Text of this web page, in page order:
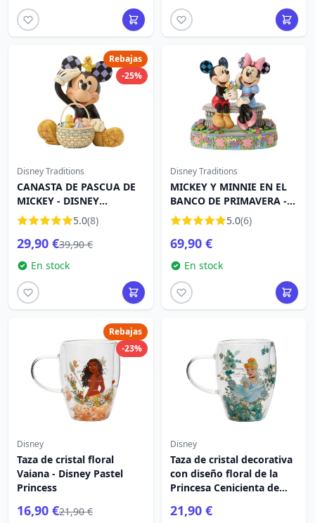
Rebajas
-25%
Disney Traditions
CANASTA DE PASCUA DE
MICKEY - DISNEY
TRADITIONS5.0(8)
29,90 €39,90 €
En stock
Disney Traditions
MICKEY Y MINNIE EN EL
BANCO DE PRIMAVERA -
DISNEY TRADITIONS
5.0(6)
69,90 €
En stock
Rebajas
-23%
Disney
Taza de cristal floral
Vaiana - Disney Pastel
Princess
16,90 €21,90 €
Disney
Taza de cristal decorativa
con diseño floral de la
Princesa Cenicienta de
21,90 €